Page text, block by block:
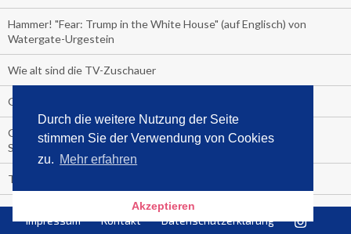
Durch die weitere Nutzung der Seite
stimmen Sie der Verwendung von Cookies
zu. Mehr erfahren
Akzeptieren
Hammer! "Fear: Trump in the White House" (auf Englisch) von
Watergate-Urgestein
Wie alt sind die TV-Zuschauer
Geisterfahrer auf Überholspur
Gegen Einsamkeit: Single-Haushalte schauen täglich fast 6
Stunden TV
TV-Quote:
Italienisches Kochbuch schießt auf Nummer 1 in Deutschland,
Österreich und Schweiz
Impressum Kontakt Datenschutzerklärung